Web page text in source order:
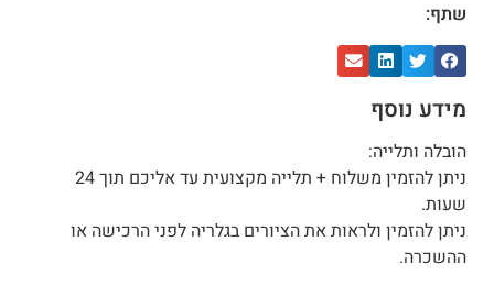
שתף:
מידע נוסף
הובלה ותלייה:
ניתן להזמין משלוח + תלייה מקצועית עד אליכם תוך 24
שעות.
ניתן להזמין ולראות את הציורים בגלריה לפני הרכישה או
ההשכרה.